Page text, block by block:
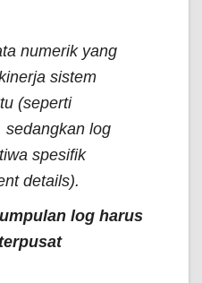
numerik yang
sistem
(seperti
sedangkan log
spesifik
details).
log harus